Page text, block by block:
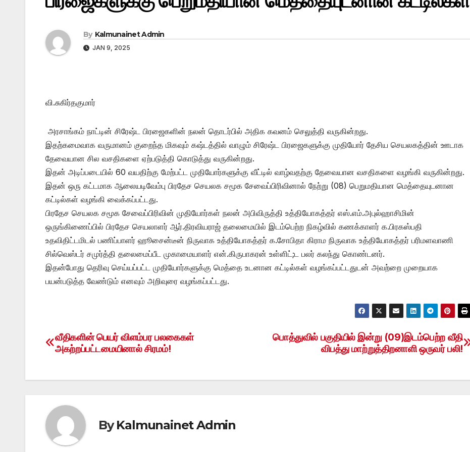
By Kalmunainet Admin
JAN 9, 2025
வி.சுகிர்தகுமார்
அரசாங்கம் நாட்டின் சிரேஷ்ட பிரஜைகளின் நலன் தொடர்பில் அதிக கவனம் செலுத்தி வருகின்றது.
இதற்கமைவாக வருமானம் குறைந்த மிகவும் கஷ்டத்தில் வாழும் சிரேஷ்ட பிரஜைகளுக்கு முதியோர் தேசிய செயலகத்தின் ஊடாக
தேவையான சில வசதிகளை ஏற்படுத்தி கொடுத்து வருகின்றது.
இதன் அடிப்படையில் 60 வயதிற்கு மேற்பட்ட முதியோர்களுக்கு வீட்டில் வாழ்வதற்கு தேவையான வசதிகளை வழங்கி வருகின்றது.
இதன் ஒரு கட்டமாக ஆலையடிவேம்பு பிரதேச செயலக சமூக சேவைப்பிரிவினால் நேற்று (08) பெறுமதியான மெத்தையுடனான
கட்டில்கள் வழங்கி வைக்கப்பட்டது.
பிரதேச செயலக சமூக சேவைப்பிரிவின் முதியோர்கள் நலன் அபிவிருத்தி உத்தியோகத்தர் எஸ்.எம்.அபுல்ஹாசிமின்
ஒருங்கிணைப்பில் பிரதேச செயலாளர் ஆர்.திரவியராஜ் தலைமையில் இடம்பெற்ற நிகழ்வில் கணக்காளர் க.பிரகஸ்பதி
உதவிதிட்டமிடல் பணிப்பாளர் ஹூசைன்டீன் நிருவாக உத்தியோகத்தர் க.சோபிதா கிராம நிருவாக உத்தியோகத்தர் பரிமளவாணி
சில்வெஸ்டர் சமுர்த்தி தலைமைப்பீட முகாமையாளர் என்.கிருபாகரன் உள்ளிட்;ட பலர் கலந்து கொண்டனர்.
இதன்போது தெரிவு செய்யப்பட்ட முதியோர்களுக்கு மெத்தை உடனான கட்டில்கள் வழங்கப்பட்டதுடன் அவற்றை முறையாக
பயன்படுத்த வேண்டும் எனவும் அறிவுரை வழங்கப்பட்டது.
Post
பொத்துவில் பகுதியில் இன்று (09)இடம்பெற்ற வீதி
விபத்து மாற்றுத்திறனாளி ஒருவர் பலி!
வீதிகளின் பெயர் விளம்பர பலகைகள்
அகற்றப்பட்டமையினால் சிரமம்!
ByKalmunainet Admin